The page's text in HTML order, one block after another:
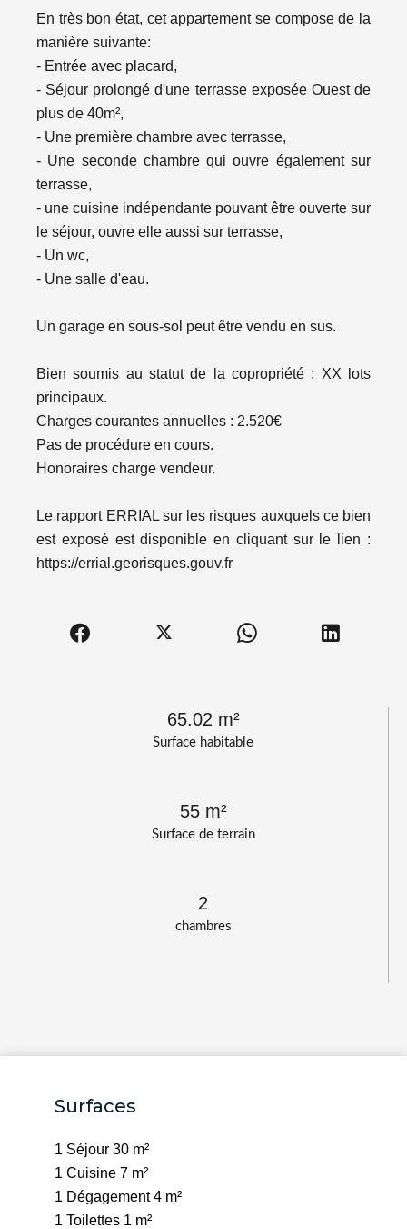
Surface habitable
65.02 m²
Surface de terrain
55 m²
chambres
2
En très bon état, cet appartement se compose de la
manière suivante:
- Entrée avec placard,
- Séjour prolongé d'une terrasse exposée Ouest de
plus de 40m²,
- Une première chambre avec terrasse,
- Une seconde chambre qui ouvre également sur
terrasse,
- une cuisine indépendante pouvant être ouverte sur
le séjour, ouvre elle aussi sur terrasse,
- Un wc,
- Une salle d'eau.
Un garage en sous-sol peut être vendu en sus.
Bien soumis au statut de la copropriété : XX lots
principaux.
Charges courantes annuelles : 2.520€
Pas de procédure en cours.
Honoraires charge vendeur.
Le rapport ERRIAL sur les risques auxquels ce bien
est exposé est disponible en cliquant sur le lien :
https://errial.georisques.gouv.fr
Surfaces
1 Séjour 30 m²
1 Cuisine 7 m²
1 Dégagement4 m²
1 Toilettes 1 m²